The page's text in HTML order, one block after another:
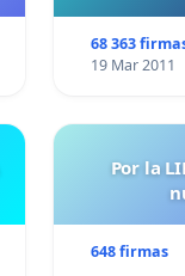
68 363
19 Mar 2011
Por la
648 firmas